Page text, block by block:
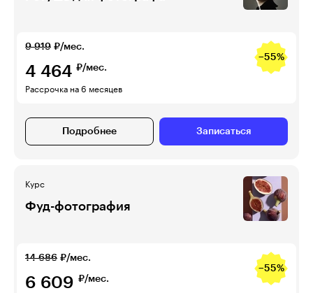
9 919 ₽/мес.
−55%
4 464 ₽/мес.
Рассрочка на 6 месяцев
Подробнее Записаться
Курс
Фуд-фотография
14 686 ₽/мес.
−55%
6 609 ₽/мес.